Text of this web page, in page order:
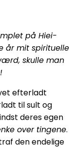
på Hiei-
år mit spirituelle
skulle man
efterladt
til sult og
deres egen
over tingene.
den endelige